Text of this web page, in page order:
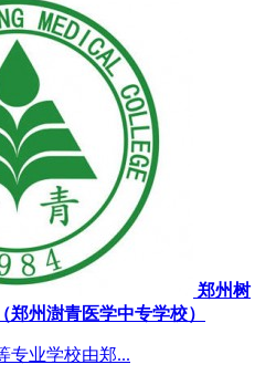
郑州树
州澍青医学中专学校）
业学校由郑...